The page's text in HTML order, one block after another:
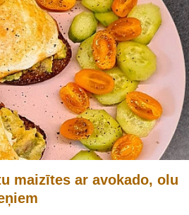
maizītes ar avokado, olu